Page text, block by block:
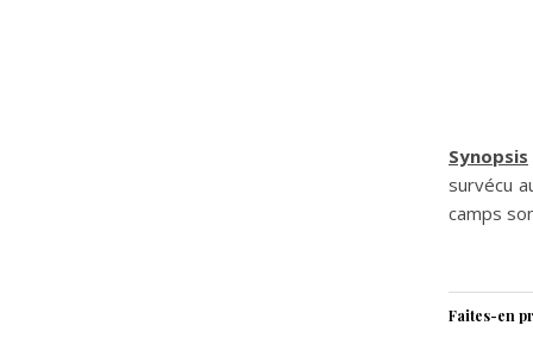
Synopsis
survécu
camps
Faites-en